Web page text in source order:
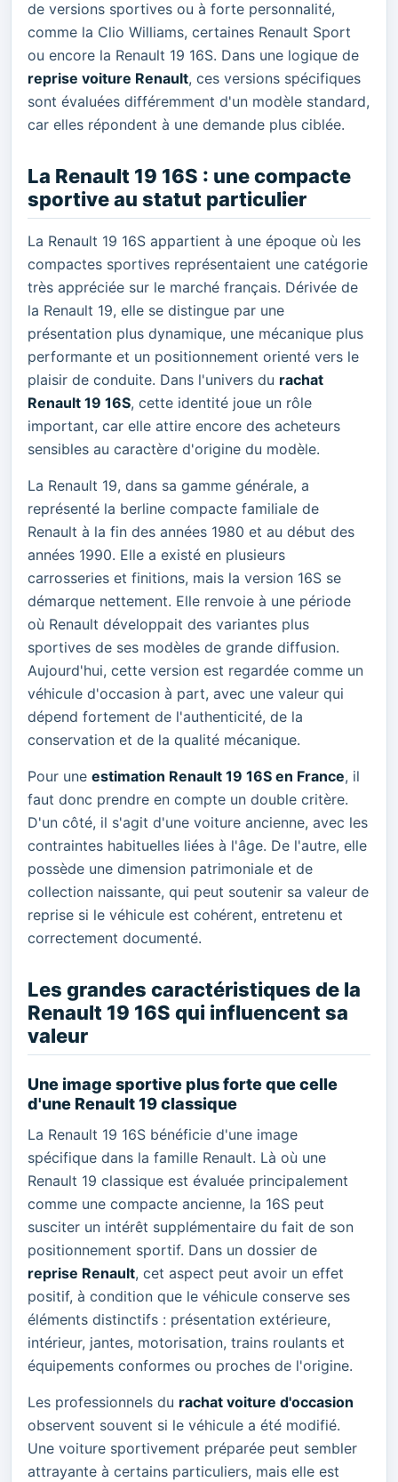
de versions sportives ou à forte personnalité,
comme la Clio Williams, certaines Renault Sport
ou encore la Renault 19 16S. Dans une logique de
reprise voiture Renault, ces versions spécifiques
sont évaluées différemment d'un modèle standard,
car elles répondent à une demande plus ciblée.
La Renault 19 16S : une compacte
sportive au statut particulier
La Renault 19 16S appartient à une époque où les
compactes sportives représentaient une catégorie
très appréciée sur le marché français. Dérivée de
la Renault 19, elle se distingue par une
présentation plus dynamique, une mécanique plus
performante et un positionnement orienté vers le
plaisir de conduite. Dans l'univers du rachat
Renault 19 16S, cette identité joue un rôle
important, car elle attire encore des acheteurs
sensibles au caractère d'origine du modèle.
La Renault 19, dans sa gamme générale, a
représenté la berline compacte familiale de
Renault à la fin des années 1980 et au début des
années 1990. Elle a existé en plusieurs
carrosseries et finitions, mais la version 16S se
démarque nettement. Elle renvoie à une période
où Renault développait des variantes plus
sportives de ses modèles de grande diffusion.
Aujourd'hui, cette version est regardée comme un
véhicule d'occasion à part, avec une valeur qui
dépend fortement de l'authenticité, de la
conservation et de la qualité mécanique.
Pour une estimation Renault 19 16S en France, il
faut donc prendre en compte un double critère.
D'un côté, il s'agit d'une voiture ancienne, avec les
contraintes habituelles liées à l'âge. De l'autre, elle
possède une dimension patrimoniale et de
collection naissante, qui peut soutenir sa valeur de
reprise si le véhicule est cohérent, entretenu et
correctement documenté.
Les grandes caractéristiques de la
Renault 19 16S qui influencent sa
valeur
Une image sportive plus forte que celle
d'une Renault 19 classique
La Renault 19 16S bénéficie d'une image
spécifique dans la famille Renault. Là où une
Renault 19 classique est évaluée principalement
comme une compacte ancienne, la 16S peut
susciter un intérêt supplémentaire du fait de son
positionnement sportif. Dans un dossier de
reprise Renault, cet aspect peut avoir un effet
positif, à condition que le véhicule conserve ses
éléments distinctifs : présentation extérieure,
intérieur, jantes, motorisation, trains roulants et
équipements conformes ou proches de l'origine.
Les professionnels du rachat voiture d'occasion
observent souvent si le véhicule a été modifié.
Une voiture sportivement préparée peut sembler
attrayante à certains particuliers, mais elle est